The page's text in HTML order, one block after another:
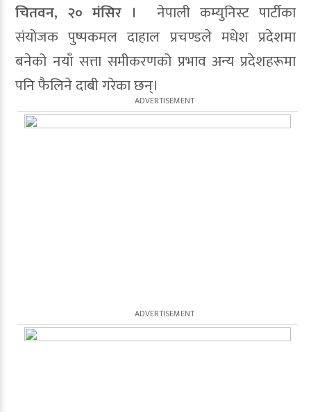
चितवन, २० मंसिर ।
नेपाली कम्युनिस्ट पार्टीका
संयोजक पुष्पकमल दाहाल प्रचण्डले मधेश प्रदेशमा
बनेको नयाँ सत्ता समीकरणको प्रभाव अन्य प्रदेशहरूमा
पनि फैलिने दाबी गरेका छन्।